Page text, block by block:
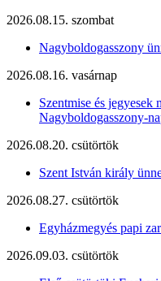
2026.08.15. szombat
Nagyboldogasszony
2026.08.16. vasárnap
Szentmise és jegyesek
Nagyboldogasszony-
2026.08.20. csütörtök
Szent István király
2026.08.27. csütörtök
Egyházmegyés papi
2026.09.03. csütörtök